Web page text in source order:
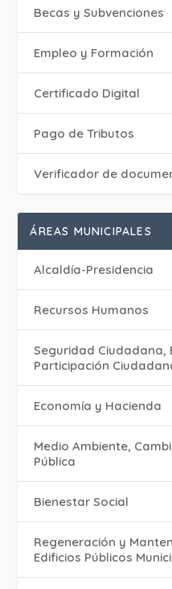
Becas y Subvenciones
Empleo y Formación
Certificado Digital
Pago de Tributos
Verificador de
ÁREAS MUNICIPALES
Alcaldía-Presidencia
Recursos Humanos
Seguridad Ciudadana,
Participación
Economía y Hacienda
Medio Ambiente,
Pública
Bienestar Social
Regeneración y
Edificios Públicos